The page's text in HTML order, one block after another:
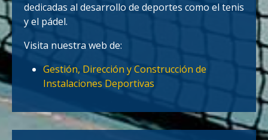
dedicadas al desarrollo de deportes como el tenis
y el pádel.
Visita nuestra web de:
Gestión, Dirección y Construcción de
Instalaciones Deportivas